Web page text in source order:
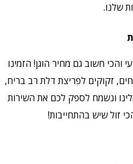
שלנו.
והכי חשוב גם מחיר הוגן! הזמינו
זקוקים לפריצת דלת רב בריח,
ונשמח לספק לכם את השירות
זול שיש בהתחייבות!